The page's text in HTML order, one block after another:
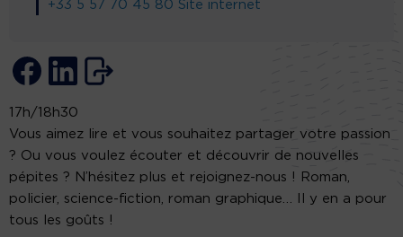
+33 5 57 70 45 80 Site internet
17h/18h30
Vous aimez lire et vous souhaitez partager votre passion
? Ou vous voulez écouter et découvrir de nouvelles
pépites ? N’hésitez plus et rejoignez-nous ! Roman,
policier, science-fiction, roman graphique… Il y en a pour
tous les goûts !